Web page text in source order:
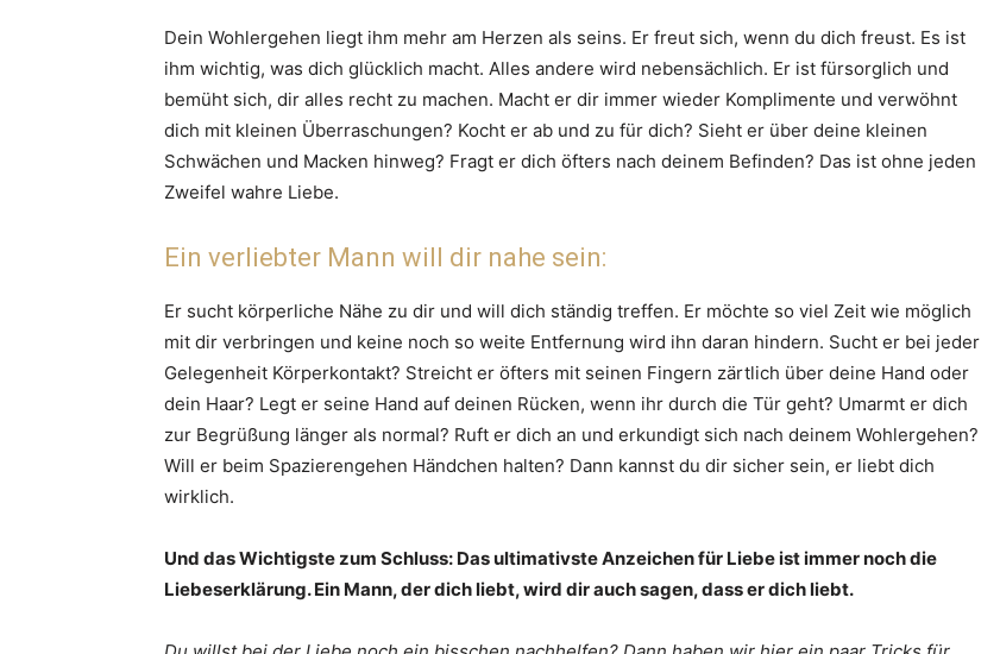
Dein Wohlergehen liegt ihm mehr am Herzen als seins. Er freut sich, wenn du dich freust. Es ist
ihm wichtig, was dich glücklich macht. Alles andere wird nebensächlich. Er ist fürsorglich und
bemüht sich, dir alles recht zu machen. Macht er dir immer wieder Komplimente und verwöhnt
dich mit kleinen Überraschungen? Kocht er ab und zu für dich? Sieht er über deine kleinen
Schwächen und Macken hinweg? Fragt er dich öfters nach deinem Befinden? Das ist ohne jeden
Zweifel wahre Liebe.
Ein verliebter Mann will dir nahe sein:
Er sucht körperliche Nähe zu dir und will dich ständig treffen. Er möchte so viel Zeit wie möglich
mit dir verbringen und keine noch so weite Entfernung wird ihn daran hindern. Sucht er bei jeder
Gelegenheit Körperkontakt? Streicht er öfters mit seinen Fingern zärtlich über deine Hand oder
dein Haar? Legt er seine Hand auf deinen Rücken, wenn ihr durch die Tür geht? Umarmt er dich
zur Begrüßung länger als normal? Ruft er dich an und erkundigt sich nach deinem Wohlergehen?
Will er beim Spazierengehen Händchen halten? Dann kannst du dir sicher sein, er liebt dich
wirklich.
Und das Wichtigste zum Schluss: Das ultimativste Anzeichen für Liebe ist immer noch die
Liebeserklärung. Ein Mann, der dich liebt, wird dir auch sagen, dass er dich liebt.